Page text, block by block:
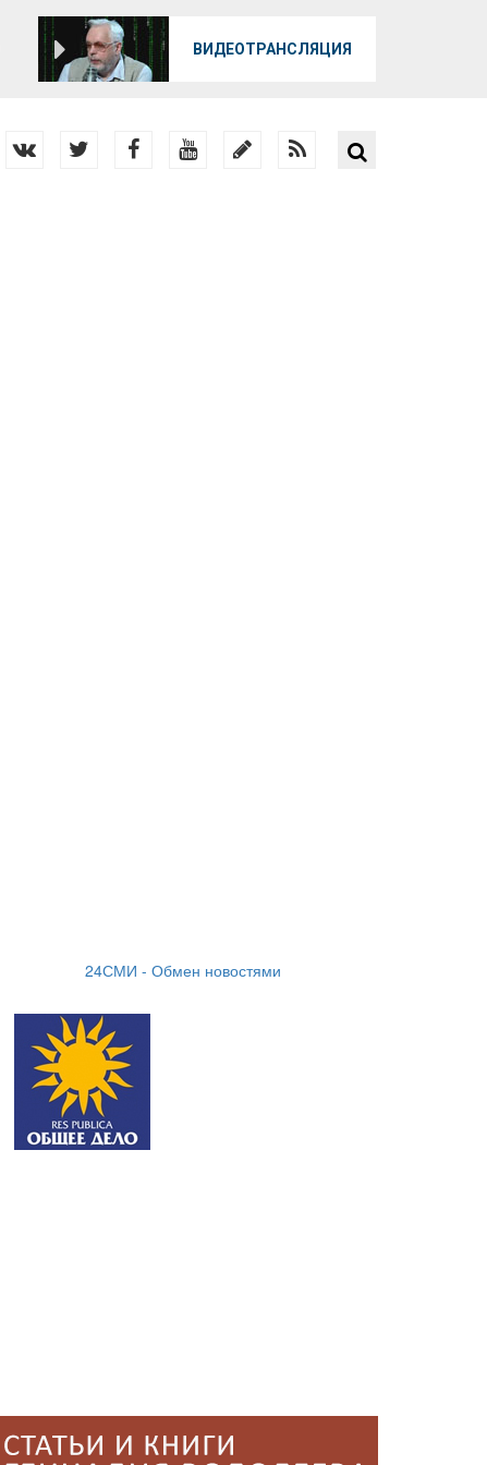
ВИДЕОТРАНСЛЯЦИЯ
24СМИ - Обмен новостями